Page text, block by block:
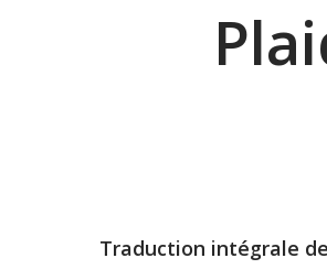
Traduction intégrale